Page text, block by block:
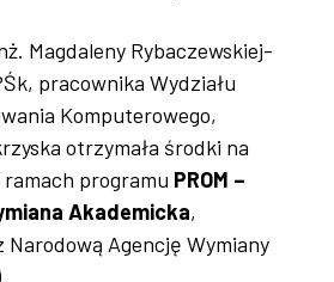
Magdaleny Rybaczewskiej-
pracownika Wydziału
Komputerowego,
otrzymała środki na
programu PROM –
Akademicka,
Agencję Wymiany